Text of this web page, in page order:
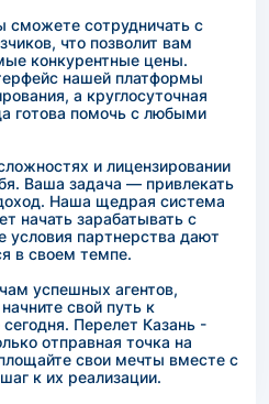
сотрудничать с
что позволит вам
конкурентные цены.
нашей платформы
а круглосуточная
готова помочь с любыми
и лицензировании
Ваша задача — привлекать
Наша щедрая система
начать зарабатывать с
условия партнерства дают
в своем темпе.
успешных агентов,
свой путь к
Перелет Казань -
отправная точка на
свои мечты вместе с
к их реализации.